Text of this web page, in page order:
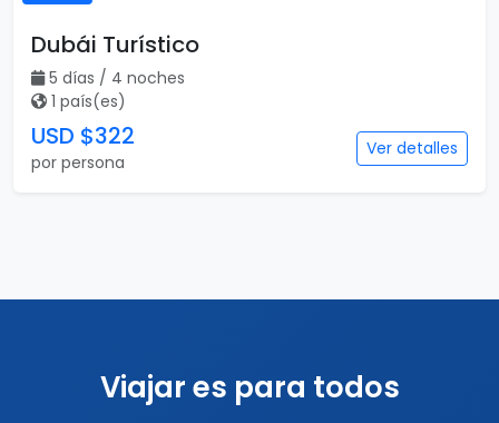
Dubái Turístico
5 días / 4 noches
1 país(es)
USD $322
por persona
Ver detalles
Viajar es para todos